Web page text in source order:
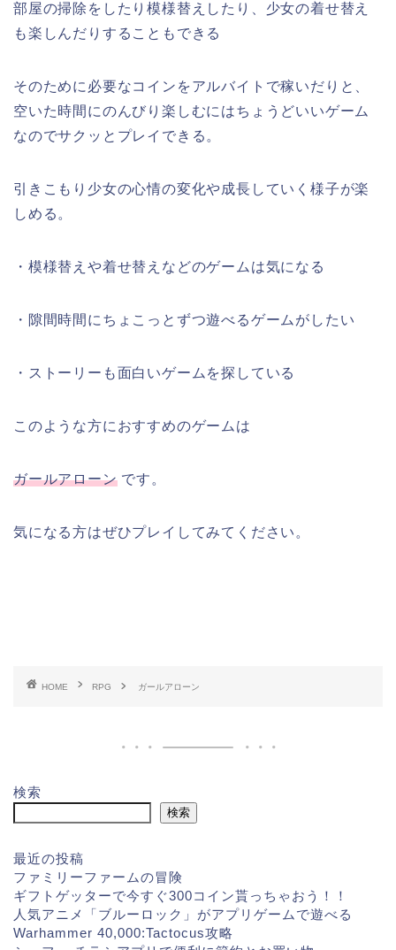
部屋の掃除をしたり模様替えしたり、少女の着せ替え
も楽しんだりすることもできる
そのために必要なコインをアルバイトで稼いだりと、
空いた時間にのんびり楽しむにはちょうどいいゲーム
なのでサクッとプレイできる。
引きこもり少女の心情の変化や成長していく様子が楽
しめる。
・模様替えや着せ替えなどのゲームは気になる
・隙間時間にちょこっとずつ遊べるゲームがしたい
・ストーリーも面白いゲームを探している
このような方におすすめのゲームは
ガールアローンです。
気になる方はぜひプレイしてみてください。
HOME RPG ガールアローン
検索
検索
最近の投稿
ファミリーファームの冒険
ギフトゲッターで今すぐ300コイン貰っちゃおう！！
人気アニメ「ブルーロック」がアプリゲームで遊べる
Warhammer 40,000:Tactocus攻略